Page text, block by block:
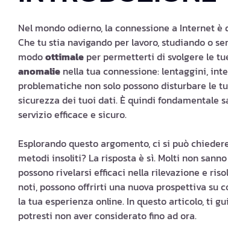
Nel mondo odierno, la connessione a Internet
Che tu stia navigando per lavoro, studiando o
modoottimale per permetterti di svolgere le
anomalie nella tua connessione: lentaggini,
problematiche non solo possono disturbare le
sicurezza dei tuoi dati. È quindi fondamentale
servizio efficace e sicuro.
Esplorando questo argomento, ci si può
metodi insoliti? La risposta è sì. Molti non
possono rivelarsi efficaci nella rilevazione e
noti, possono offrirti una nuova prospettiva su
la tua esperienza online. In questo articolo, ti
potresti non aver considerato fino ad ora.